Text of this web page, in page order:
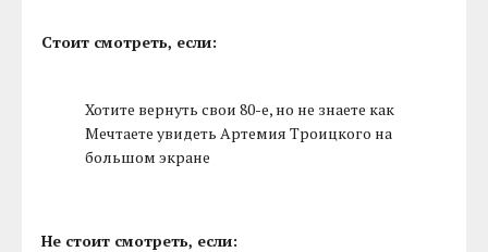
Стоит смотреть, если:
Хотите вернуть свои 80-е, но не знаете как
Мечтаете увидеть Артемия Троицкого на
большом экране
Не стоит смотреть, если: